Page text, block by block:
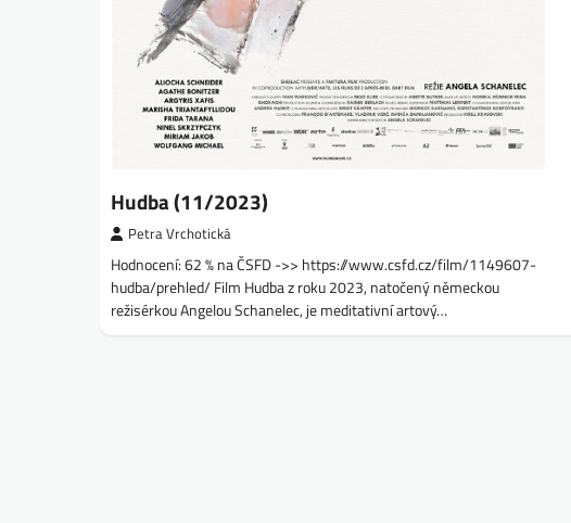
Hudba (11/2023)
Petra Vrchotická
Hodnocení: 62 % na ČSFD ->> https://www.csfd.cz/film/1149607-
hudba/prehled/ Film Hudba z roku 2023, natočený německou
režisérkou Angelou Schanelec, je meditativní artový…